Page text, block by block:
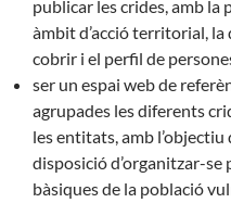
publicar les crides, amb
àmbit d’acció territorial, la
cobrir i el perfil de
ser un espai web de
agrupades les diferents
les entitats, amb
disposició d’organitzar-se
bàsiques de la població